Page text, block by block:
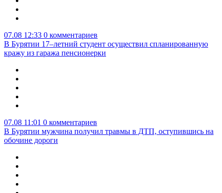
07.08 12:33 0 комментариев
В Бурятии 17–летний студент осуществил спланированную
кражу из гаража пенсионерки
07.08 11:01 0 комментариев
В Бурятии мужчина получил травмы в ДТП, оступившись на
обочине дороги